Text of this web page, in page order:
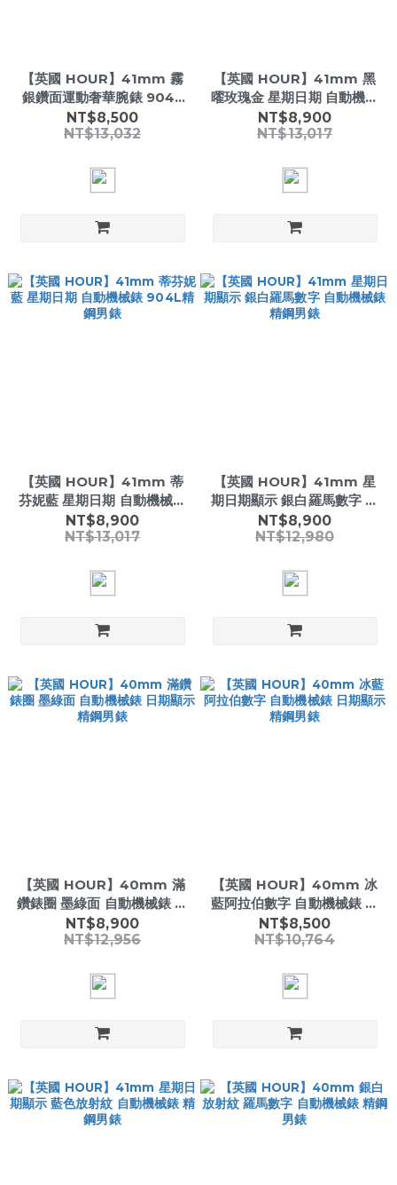
【英國 HOUR】41mm 霧
銀鑽面運動奢華腕錶 904L
精鋼自動機械錶
NT$8,500
NT$13,032
【英國 HOUR】41mm 黑
曜玫瑰金 星期日期 自動機械
錶 904L精鋼男錶
NT$8,900
NT$13,017
【英國 HOUR】41mm 蒂
芬妮藍 星期日期 自動機械錶
904L精鋼男錶
NT$8,900
NT$13,017
【英國 HOUR】41mm 星
期日期顯示 銀白羅馬數字 自
動機械錶 精鋼男錶
NT$8,900
NT$12,980
【英國 HOUR】40mm 滿
鑽錶圈 墨綠面 自動機械錶 日
期顯示 精鋼男錶
NT$8,900
NT$12,956
【英國 HOUR】40mm 冰
藍阿拉伯數字 自動機械錶 日
期顯示 精鋼男錶
NT$8,500
NT$10,764